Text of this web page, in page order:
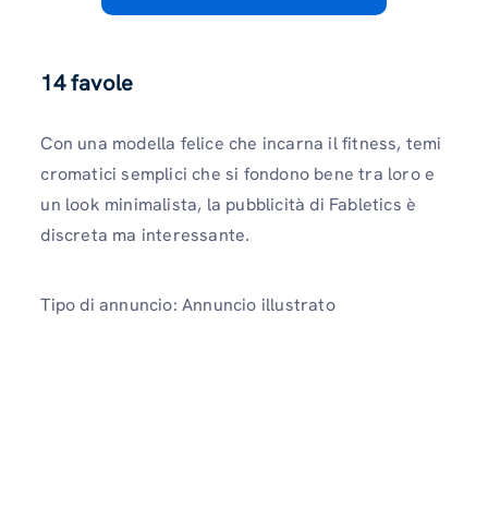
14favole
Con una modella felice che incarna il fitness, temi
cromatici semplici che si fondono bene tra loro e
un look minimalista, la pubblicità di Fabletics è
discreta ma interessante.
Tipo di annuncio: Annuncio illustrato